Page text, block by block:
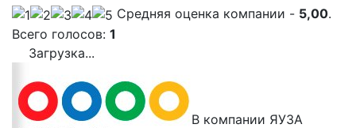
Cредняя оценка компании - 5,00.
Всего голосов: 1
Загрузка...
В компании ЯУЗА